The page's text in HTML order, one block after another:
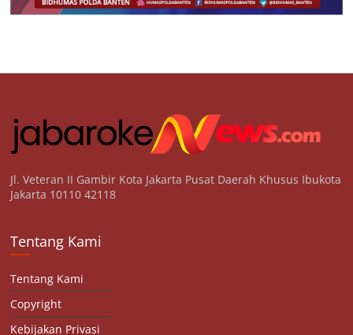
Jl. Veteran II Gambir Kota Jakarta Pusat Daerah Khusus Ibukota
Jakarta 10110 42118
Tentang Kami
Tentang Kami
Copyright
Kebijakan Privasi